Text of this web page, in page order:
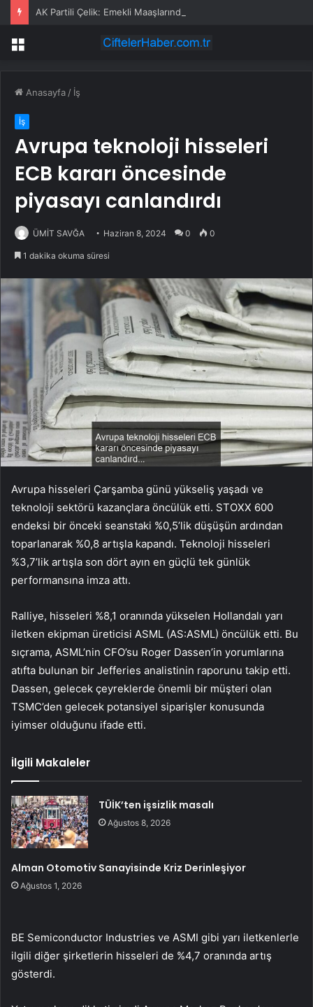
Menü
Anasayfa / İş
İş
Avrupa teknoloji hisseleri
ECB kararı öncesinde
piyasayı canlandırdı
ÜMİT SAVĞA Haziran 8, 2024 0 0
1 dakika okuma süresi
Avrupa hisseleri Çarşamba günü yükseliş yaşadı ve
teknoloji sektörü kazançlara öncülük etti. STOXX 600
endeksi bir önceki seanstaki %0,5’lik düşüşün ardından
toparlanarak %0,8 artışla kapandı. Teknoloji hisseleri
%3,7’lik artışla son dört ayın en güçlü tek günlük
performansına imza attı.
Ralliye, hisseleri %8,1 oranında yükselen Hollandalı yarı
iletken ekipman üreticisi ASML (AS:ASML) öncülük etti. Bu
sıçrama, ASML’nin CFO’su Roger Dassen’in yorumlarına
atıfta bulunan bir Jefferies analistinin raporunu takip etti.
Dassen, gelecek çeyreklerde önemli bir müşteri olan
TSMC’den gelecek potansiyel siparişler konusunda
iyimser olduğunu ifade etti.
İlgili Makaleler
TÜİK’ten işsizlik masalı
Ağustos 8, 2026
Alman Otomotiv Sanayisinde Kriz Derinleşiyor
Ağustos 1, 2026
BE Semiconductor Industries ve ASMI gibi yarı iletkenlerle
ilgili diğer şirketlerin hisseleri de %4,7 oranında artış
gösterdi.